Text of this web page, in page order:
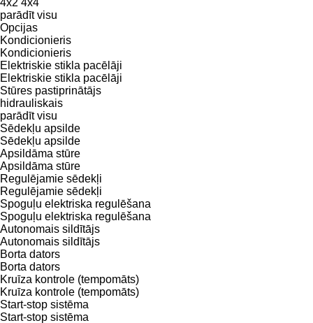
parādīt visu
Opcijas
Kondicionieris
Kondicionieris
Elektriskie stikla pacēlāji
Elektriskie stikla pacēlāji
Stūres pastiprinātājs
hidrauliskais
parādīt visu
Sēdekļu apsilde
Sēdekļu apsilde
Apsildāma stūre
Apsildāma stūre
Regulējamie sēdekļi
Regulējamie sēdekļi
Spoguļu elektriska regulēšana
Spoguļu elektriska regulēšana
Autonomais sildītājs
Autonomais sildītājs
Borta dators
Borta dators
Kruīza kontrole (tempomāts)
Kruīza kontrole (tempomāts)
Start-stop sistēma
Start-stop sistēma